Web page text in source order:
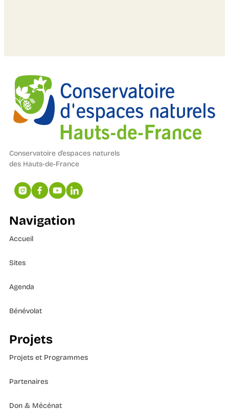
Conservatoire d’espaces naturels
des Hauts-de-France
Navigation
Accueil
Sites
Agenda
Bénévolat
Projets
Projets et Programmes
Partenaires
Don & Mécénat